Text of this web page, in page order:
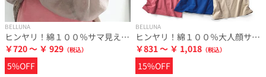
BELLUNA
ヒンヤリ！綿１００％サマ見えタンクトップ
￥720 ～ ￥ 929
5%OFF
BELLUNA
ヒンヤリ！綿１００％大人顔サマ見えＴシャツ
￥831 ～ ￥ 1,018
15%OFF